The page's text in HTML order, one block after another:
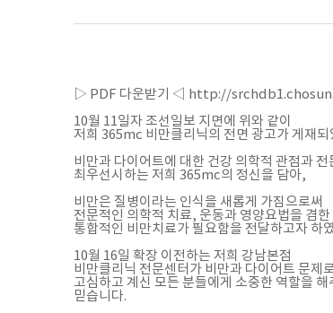
▷ PDF 다운받기 ◁ http://
10월 11일자 조선일보 지면에 위와 같이
저희 365mc 비만클리닉의 전면 광고가 게재되
비만과 다이어트에 대한 건강 의학적 관점과 전
최우선시하는 저희 365mc의 정신을 담아,
비만은 질병이라는 인식을 새롭게 가짐으로써
전문적인 의학적 치료, 운동과 영양요법을 겸한
통합적인 비만치료가 필요함을 전달하고자 하
10월 16일 확장 이전하는 저희 강남본점
비만클리닉 전문센터가 비만과 다이어트 문제
고심하고 계신 모든 분들에게 소중한 역할을 해
믿습니다.